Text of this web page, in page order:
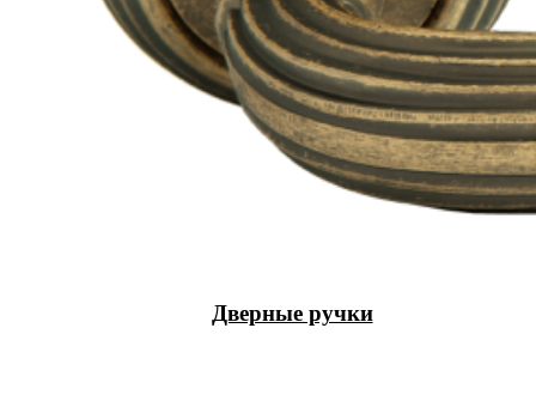
Дверные ручки